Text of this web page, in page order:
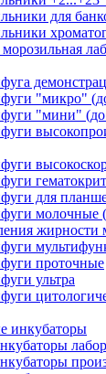
для
"микро"
"мини"
для
молочные
жирности
проточные
ультра
инкубаторы